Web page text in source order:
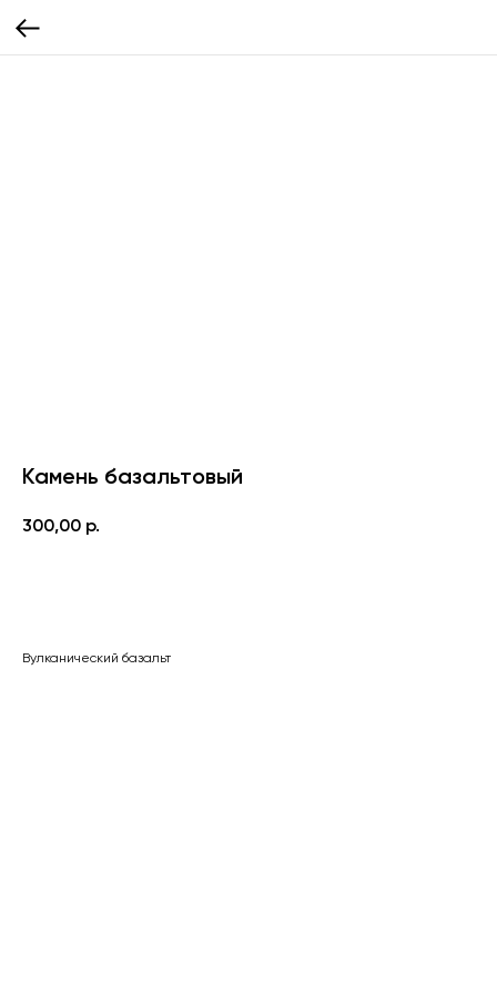
Камень базальтовый
300,00 р.
Вулканический базальт